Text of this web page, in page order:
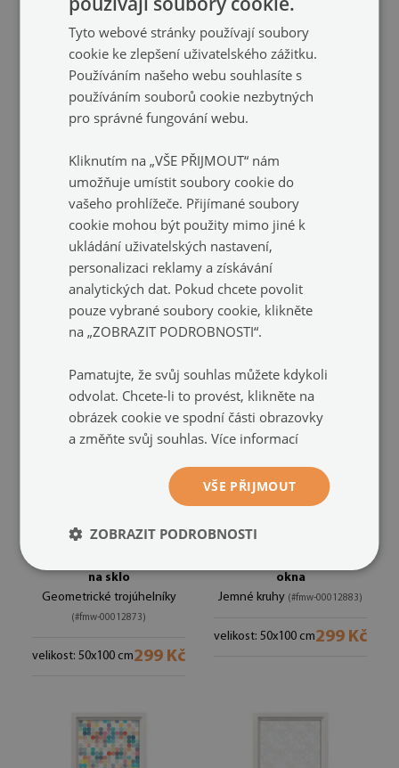
Privátní fólie na okno
vitráž
Geometrická symetrie
(#fmw-
00012441)
velikost: 50x100 cm 299 Kč
Protisluneční fólie na
Barevné vzory
00012871)
velikost: 50x100 cm
na sklo
Geometrické trojúhelníky
(#fmw-00012873)
velikost: 50x100 cm299 Kč
okna
Jemné kruhy (#fmw-00012883)
velikost: 50x100 cm299 Kč
Tyto webové stránky používají soubory
cookie ke zlepšení uživatelského zážitku.
Používáním našeho webu souhlasíte s
používáním souborů cookie nezbytných
pro správné fungování webu.
Kliknutím na „VŠE PŘIJMOUT“ nám
umožňuje umístit soubory cookie do
vašeho prohlížeče. Přijímané soubory
cookie mohou být použity mimo jiné k
ukládání uživatelských nastavení,
personalizaci reklamy a získávání
analytických dat. Pokud chcete povolit
pouze vybrané soubory cookie, klikněte
na „ZOBRAZIT PODROBNOSTI“.
Pamatujte, že svůj souhlas můžete kdykoli
odvolat. Chcete-li to provést, klikněte na
obrázek cookie ve spodní části obrazovky
a změňte svůj souhlas. Více informací
VŠE PŘIJMOUT
ZOBRAZIT PODROBNOSTI